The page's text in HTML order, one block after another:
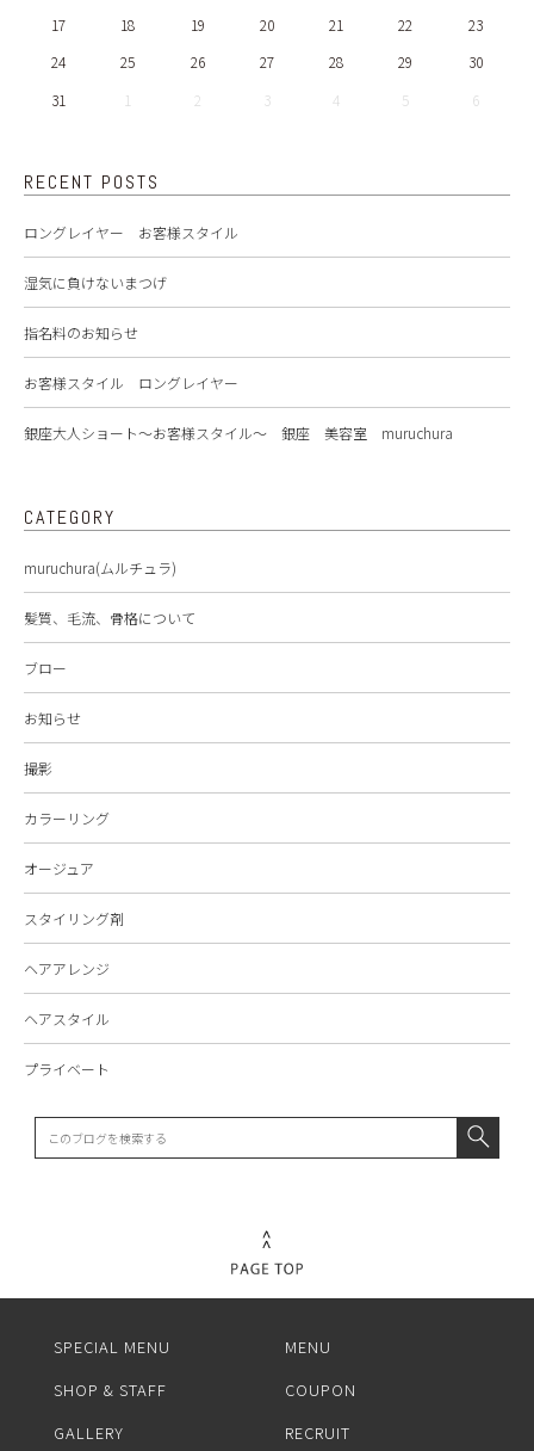
17
18 19 20 21 22
23
24
25 26 27 28 29
30
31
1 2 3 4 5 6
RECENT POSTS
ロングレイヤー お客様スタイル
湿気に負けないまつげ
指名料のお知らせ
お客様スタイル ロングレイヤー
銀座大人ショート～お客様スタイル～ 銀座 美容室 muruchura
CATEGORY
muruchura(ムルチュラ)
髪質、毛流、骨格について
ブロー
お知らせ
撮影
カラーリング
オージュア
スタイリング剤
ヘアアレンジ
ヘアスタイル
プライベート
SPECIAL MENU
MENU
SHOP & STAFF
COUPON
GALLERY
RECRUIT